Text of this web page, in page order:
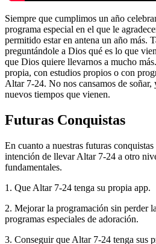
Siempre que cumplimos un año
programa especial en el que le
permitido estar en antena un año más.
preguntándole a Dios qué es lo que
que Dios quiere llevarnos a mucho
propia, con estudios propios o con
Altar 7-24. No nos cansamos de
nuevos tiempos que vienen.
Futuras Conquistas
En cuanto a nuestras futuras
intención de llevar Altar 7-24 a otro
fundamentales.
1. Que Altar 7-24 tenga su propia app.
2. Mejorar la programación sin perder
programas especiales de adoración.
3. Conseguir que Altar 7-24 tenga sus